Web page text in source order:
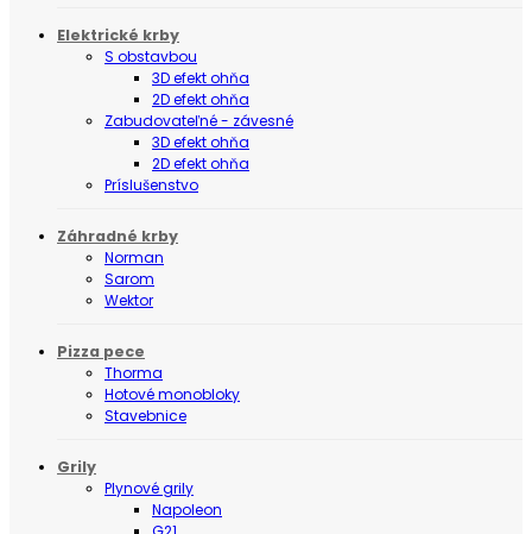
Elektrické krby
S obstavbou
3D efekt ohňa
2D efekt ohňa
Zabudovateľné - závesné
3D efekt ohňa
2D efekt ohňa
Príslušenstvo
Záhradné krby
Norman
Sarom
Wektor
Pizza pece
Thorma
Hotové monobloky
Stavebnice
Grily
Plynové grily
Napoleon